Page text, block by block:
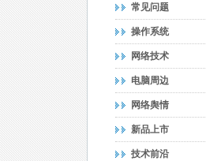
常见问题
操作系统
网络技术
电脑周边
网络舆情
新品上市
技术前沿